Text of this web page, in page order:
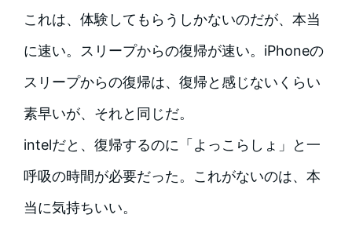
これは、体験してもらうしかないのだが、本当
に速い。スリープからの復帰が速い。iPhoneの
スリープからの復帰は、復帰と感じないくらい
素早いが、それと同じだ。
intelだと、復帰するのに「よっこらしょ」と一
呼吸の時間が必要だった。これがないのは、本
当に気持ちいい。